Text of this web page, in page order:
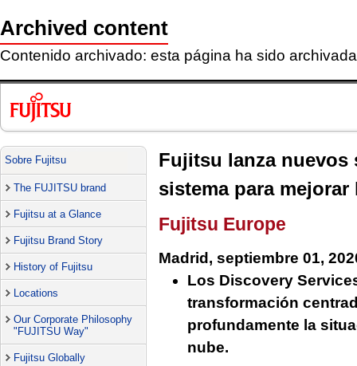
Archived content
Contenido archivado: esta página ha sido
Sobre Fujitsu
The FUJITSU brand
Fujitsu at a Glance
Fujitsu Brand Story
History of Fujitsu
Locations
Our Corporate Philosophy
"FUJITSU Way"
Fujitsu Globally
Fujitsu lanza
sistema para
Fujitsu Europe
Madrid, septiembre 01,
Los Discovery
transformación
profundamente la
nube.